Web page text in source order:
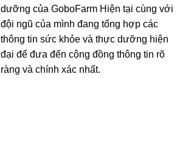
dưỡng của GoboFarm Hiện tại cùng với
đội ngũ của mình đang tổng hợp các
thông tin sức khỏe và thực dưỡng hiện
đại để đưa đến cộng đồng thông tin rõ
ràng và chính xác nhất.